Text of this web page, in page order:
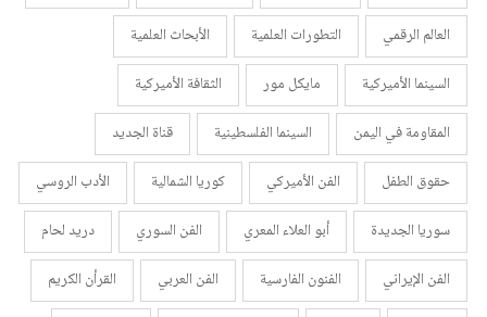
العالم الرقمي التطورات العلمية
الأبحاث العلمية
السينما الأميركية
مايكل مور
الثقافة الأميركية
المقاومة في اليمن
السينما الفلسطينية
قناة الجديد
حقوق الطفل
الفن الأميركي كوريا الشمالية
الأدب الروسي
سوريا الجديدة
أبو العلاء المعري الفن السوري
دريد لحام
الفن الإيراني
الفنون الفارسية الفن العربي
القرأن الكريم